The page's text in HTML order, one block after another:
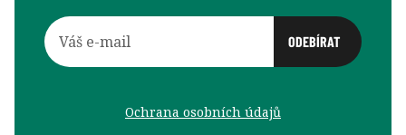
Ochrana osobních údajů